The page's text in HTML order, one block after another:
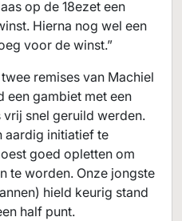
op de 18ezet een
Hierna nog wel een
voor de winst.”
remises van Machiel
een gambiet met een
snel geruild werden.
aardig initiatief te
goed opletten om
te worden. Onze jongste
hield keurig stand
half punt.